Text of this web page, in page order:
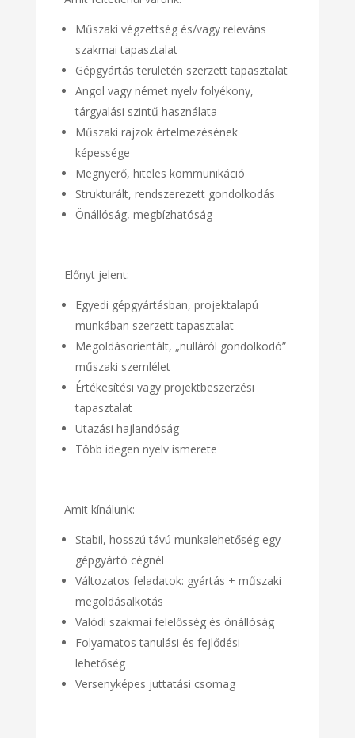
Műszaki végzettség és/vagy releváns
szakmai tapasztalat
Gépgyártás területén szerzett tapasztalat
Angol vagy német nyelv folyékony,
tárgyalási szintű használata
Műszaki rajzok értelmezésének
képessége
Megnyerő, hiteles kommunikáció
Strukturált, rendszerezett gondolkodás
Önállóság, megbízhatóság
Előnyt jelent:
Egyedi gépgyártásban, projektalapú
munkában szerzett tapasztalat
Megoldásorientált, „nulláról gondolkodó”
műszaki szemlélet
Értékesítési vagy projektbeszerzési
tapasztalat
Utazási hajlandóság
Több idegen nyelv ismerete
Amit kínálunk:
Stabil, hosszú távú munkalehetőség egy
gépgyártó cégnél
Változatos feladatok: gyártás + műszaki
megoldásalkotás
Valódi szakmai felelősség és önállóság
Folyamatos tanulási és fejlődési
lehetőség
Versenyképes juttatási csomag